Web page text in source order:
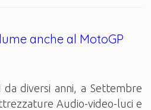
anche al MotoGP
diversi anni, a Settembre
Audio-video-luci e